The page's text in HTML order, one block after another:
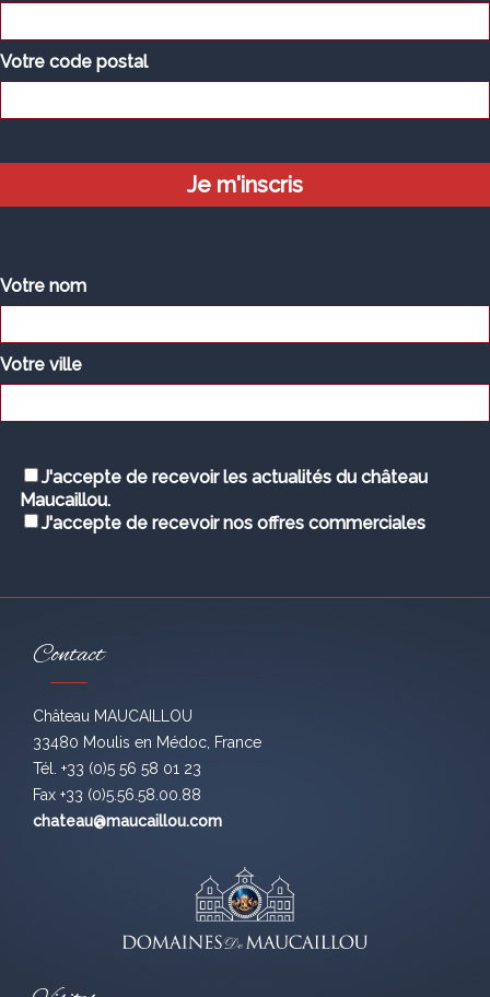
Votre code postal
Votre nom
Votre ville
J'accepte de recevoir les actualités du château
Maucaillou.
J'accepte de recevoir nos offres commerciales
Contact
Château MAUCAILLOU
33480 Moulis en Médoc, France
Tél. +33 (0)5 56 58 01 23
Fax +33 (0)5.56.58.00.88
chateau@maucaillou.com